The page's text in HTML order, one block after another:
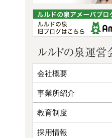
会社概要
事業所紹介
教育制度
採用情報